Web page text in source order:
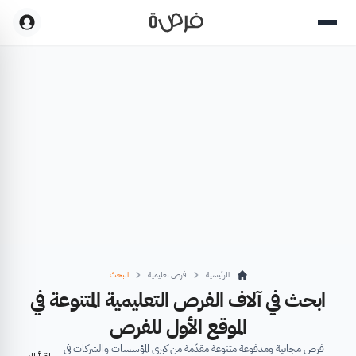
الرئيسية فرص تعليمية البحث
ابحث في آلاف الفرص التعليمية المتنوعة في
الموقع الأول للفرص
فرص مجانية ومدفوعة متنوعة مقدّمة من كبرى المؤسسات والشركات في